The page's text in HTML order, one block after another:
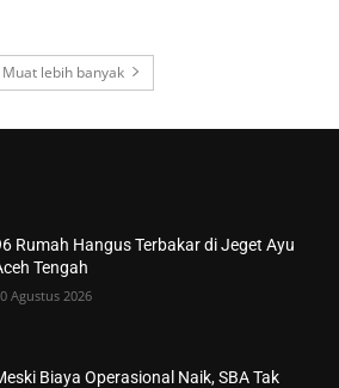
Muat lebih banyak
Rumah Hangus Terbakar di Jeget Ayu
Tengah
Agustus 2026
Biaya Operasional Naik, SBA Tak